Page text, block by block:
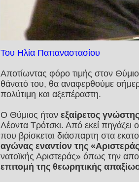
Του Ηλία Παπαναστασίου
Αποτίωντας φόρο τιμής στον
θάνατό του, θα αναφερθούμε
πολύτιμη και αξεπέραστη.
Ο Θύμιος ήταν εξαίρετος
Λέοντα Τρότσκι. Από εκεί πηγάζει
που βρίσκεται διάσπαρτη στα
αγώνας εναντίον της
νατοϊκής Αριστεράς» όπως την
επιτομή της θεωρητικής